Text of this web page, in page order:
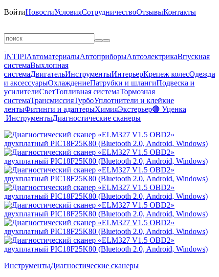
ВойтиНовостиУсловияСотрудничествоОтзывыКонтакты
INTIPIАвтоматериалыАвтоприборыАвтоэлектрикаВпускная
системаВыхлопная
системаДвигательИнструментыИнтерьерКрепеж колесОдежда
и аксессуарыОхлаждениеПатрубки и шлангиПодвеска и
усилителиСветТопливная системаТормозная
системаТрансмиссияТурбоУплотнители и клейкие
лентыФитинги и адаптерыХимияЭкстерьер🔴 Уценка
ИнструментыДиагностические сканеры
ИнструментыДиагностические сканеры